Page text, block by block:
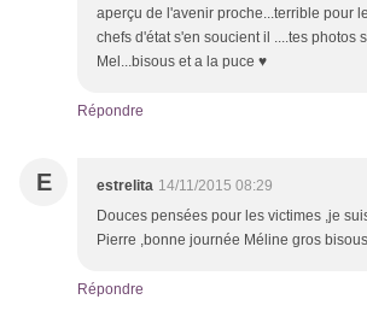
aperçu de l'avenir proche...terrible pour
chefs d'état s'en soucient il ....tes photos
Mel...bisous et a la puce ♥
Répondre
E estrelita 14/11/2015 08:29
Douces pensées pour les victimes ,je
Pierre ,bonne journée Méline gros
Répondre